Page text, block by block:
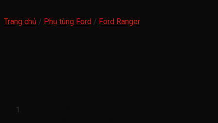
Trang chủ / Phụ tùng Ford / Ford Ranger